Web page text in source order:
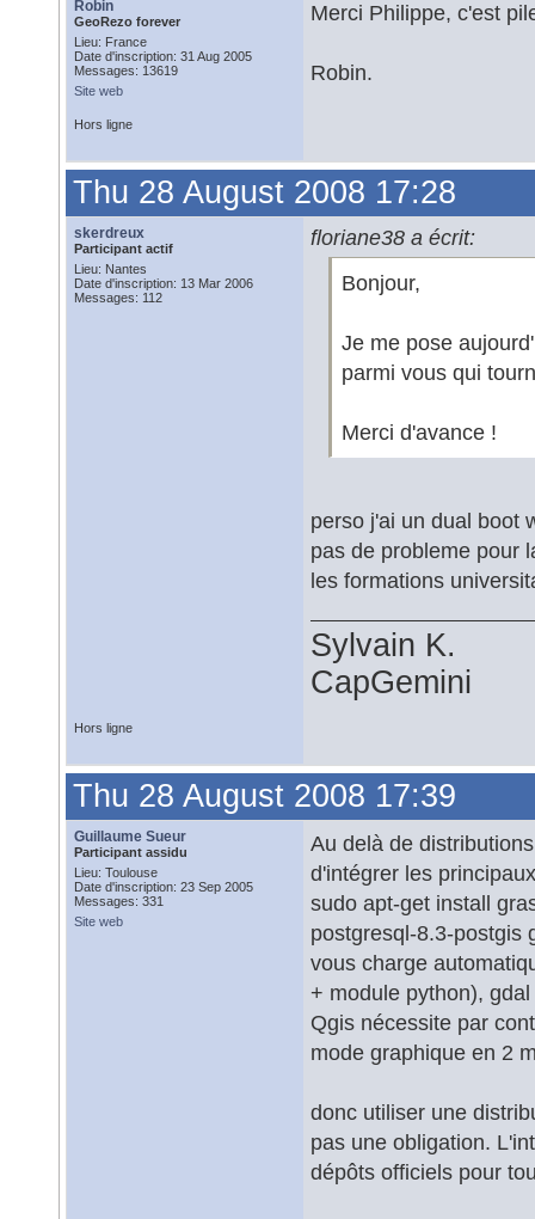
Robin
GeoRezo forever
Lieu: France
Date d'inscription: 31 Aug 2005
Messages: 13619
Site web
Merci Philippe, c'est
Robin.
Hors ligne
Thu 28 August 2008 17:28
skerdreux
Participant actif
Lieu: Nantes
Date d'inscription: 13 Mar 2006
Messages: 112
floriane38 a écrit:
Bonjour,
Je me pose
parmi vous qui
Merci d'avance !
perso j'ai un dual boot
pas de probleme pour
les formations
Sylvain K.
CapGemini
Hors ligne
Thu 28 August 2008 17:39
Guillaume Sueur
Participant assidu
Lieu: Toulouse
Date d'inscription: 23 Sep 2005
Messages: 331
Site web
Au delà de
d'intégrer les
sudo apt-get install
postgresql-8.3-postgis
vous charge
+ module python),
Qgis nécessite par
mode graphique en 2
donc utiliser une
pas une obligation.
dépôts officiels pour